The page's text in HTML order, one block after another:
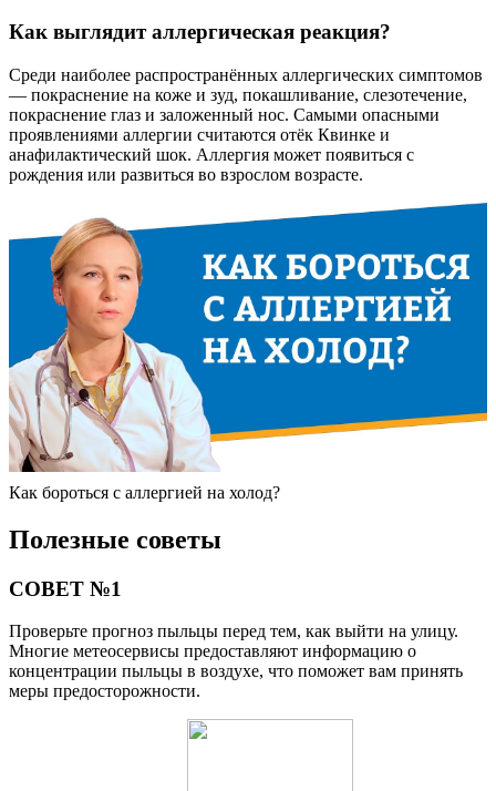
Как выглядит аллергическая реакция?
Среди наиболее распространённых аллергических симптомов
— покраснение на коже и зуд, покашливание, слезотечение,
покраснение глаз и заложенный нос. Самыми опасными
проявлениями аллергии считаются отёк Квинке и
анафилактический шок. Аллергия может появиться с
рождения или развиться во взрослом возрасте.
Как бороться с аллергией на холод?
Полезные советы
СОВЕТ №1
Проверьте прогноз пыльцы перед тем, как выйти на улицу.
Многие метеосервисы предоставляют информацию о
концентрации пыльцы в воздухе, что поможет вам принять
меры предосторожности.